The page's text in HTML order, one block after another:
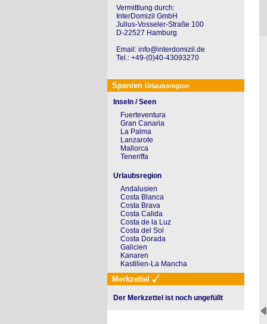
Vermittlung durch:
InterDomizil GmbH
Julius-Vosseler-Straße 100
D-22527 Hamburg
Email: info@interdomizil.de
Tel.: +49-(0)40-43093270
Spanien Urlaubsregion
Inseln / Seen
Fuerteventura
Gran Canaria
La Palma
Lanzarote
Mallorca
Teneriffa
Urlaubsregion
Andalusien
Costa Blanca
Costa Brava
Costa Calida
Costa de la Luz
Costa del Sol
Costa Dorada
Galicien
Kanaren
Kastilien-La Mancha
Merkzettel
Der Merkzettel ist noch ungefüllt